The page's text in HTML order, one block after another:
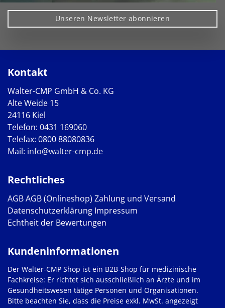
Unseren Newsletter abonnieren
Kontakt
Walter-CMP GmbH & Co. KG
Alte Weide 15
24116 Kiel
Telefon: 0431 169060
Telefax: 0800 88080836
Mail: info@walter-cmp.de
Rechtliches
AGBAGB (Onlineshop) Zahlung und Versand
Datenschutzerklärung Impressum
Echtheit der Bewertungen
Kundeninformationen
Der Walter-CMP Shop ist ein B2B-Shop für medizinische
Fachkreise: Er richtet sich ausschließlich an Ärzte und im
Gesundheitswesen tätige Personen und Organisationen.
Bitte beachten Sie, dass die Preise exkl. MwSt. angezeigt